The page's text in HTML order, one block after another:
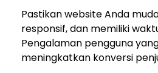
Pastikan website Anda
responsif, dan memiliki
Pengalaman pengguna
meningkatkan konversi